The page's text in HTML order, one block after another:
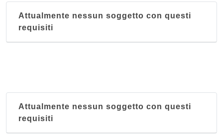
Attualmente nessun soggetto con questi
requisiti
Attualmente nessun soggetto con questi
requisiti